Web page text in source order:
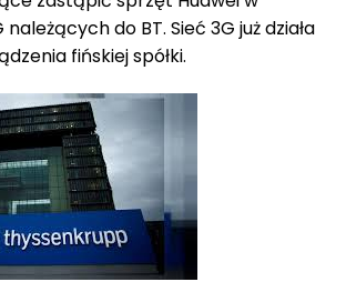
do BT. Sieć 3G już działa
fińskiej spółki.